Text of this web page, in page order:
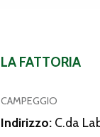
LA FATTORIA
CAMPEGGIO
Indirizzo: C.da